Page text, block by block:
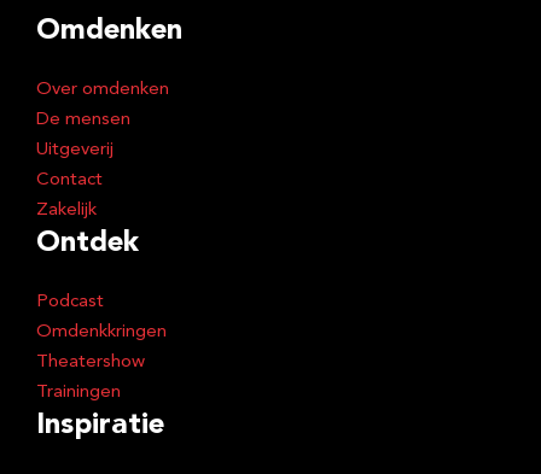
Omdenken
Over omdenken
De mensen
Uitgeverij
Contact
Zakelijk
Ontdek
Podcast
Omdenkkringen
Theatershow
Trainingen
Inspiratie